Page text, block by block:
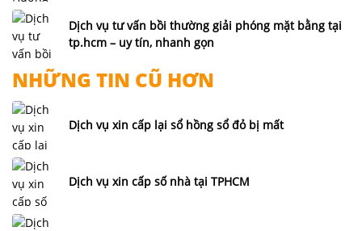
Dịch vụ tư vấn bồi thường giải phóng mặt bằng tại
tp.hcm – uy tín, nhanh gọn
NHỮNG TIN CŨ HƠN
Dịch vụ xin cấp lại sổ hồng sổ đỏ bị mất
Dịch vụ xin cấp số nhà tại TPHCM